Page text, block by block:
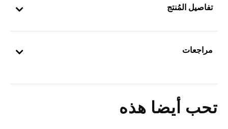
تفاصيل المُنتج
مراجعات
تحب أيضا هذه